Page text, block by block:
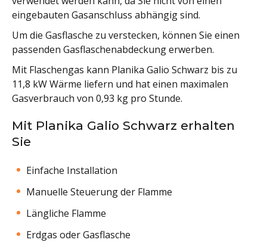
eingebauten Gasanschluss abhängig sind.
Um die Gasflasche zu verstecken, können Sie einen
passenden Gasflaschenabdeckung erwerben.
Mit Flaschengas kann Planika Galio Schwarz bis zu
11,8 kW Wärme liefern und hat einen maximalen
Gasverbrauch von 0,93 kg pro Stunde.
Mit Planika Galio Schwarz erhalten
Sie
Einfache Installation
Manuelle Steuerung der Flamme
Längliche Flamme
Erdgas oder Gasflasche